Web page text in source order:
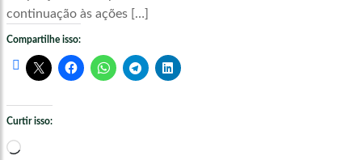
continuação às ações […]
Compartilhe isso:
Curtir isso:
Carregando...